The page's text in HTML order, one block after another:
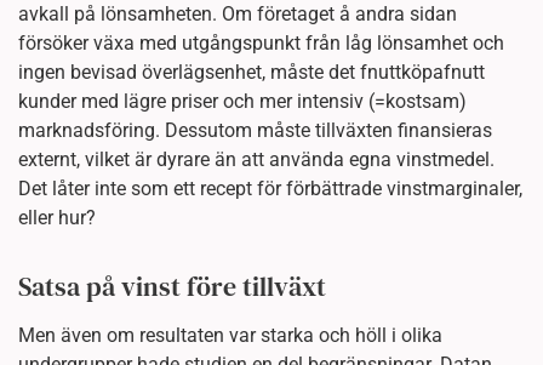
avkall på lönsamheten. Om företaget å andra sidan
försöker växa med utgångspunkt från låg lönsamhet och
ingen bevisad överlägsenhet, måste det fnuttköpafnutt
kunder med lägre priser och mer intensiv (=kostsam)
marknadsföring. Dessutom måste tillväxten finansieras
externt, vilket är dyrare än att använda egna vinstmedel.
Det låter inte som ett recept för förbättrade vinstmarginaler,
eller hur?
Satsa på vinst före tillväxt
Men även om resultaten var starka och höll i olika